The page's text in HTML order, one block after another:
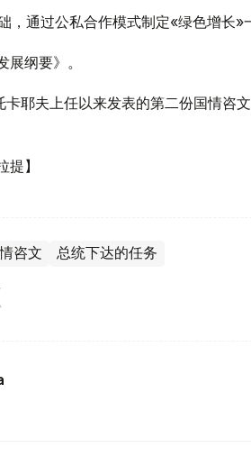
，通过公私合作模式制定«绿色增长»
展纲要》。
卡耶夫上任以来发表的第二份国情咨
提】
咨文 总统下达的任务